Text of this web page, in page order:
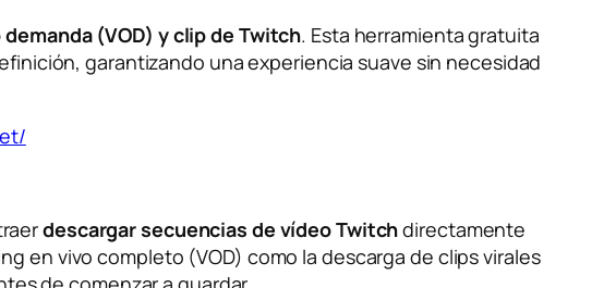
(VOD) y clip de Twitch. Esta herramienta gratuita
garantizando una experiencia suave sin necesidad
descargar secuencias de vídeo Twitchdirectamente
en vivo completo (VOD) como la descarga de clips virales